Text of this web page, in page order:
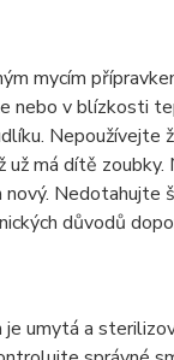
mycím
nebo v blízkosti
Nepoužívejte
má dítě
Nedotahujte
důvodů
umytá a